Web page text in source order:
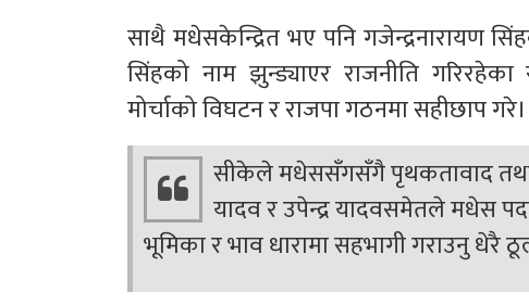
साथै मधेसकेन्द्रित भए पनि गजेन्द्रनारायण
सिंहको नाम झुन्ड्याएर राजनीति
मोर्चाको विघटन र राजपा गठनमा सहीछाप गरे।
सीकेले मधेससँगसँगै पृथकतावाद तथा
यादव र उपेन्द्र यादवसमेतले मधेस
भूमिका र भाव धारामा सहभागी गराउनु धेरै